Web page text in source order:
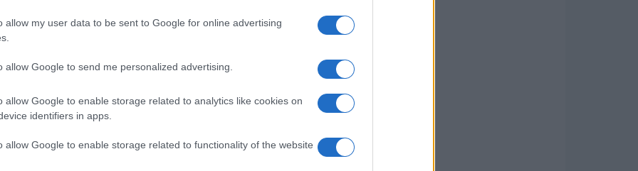
allow my user data to be sent to Google for online advertising
allow Google to send me personalized advertising.
allow Google to enable storage related to analytics like cookies on
identifiers in apps.
allow Google to enable storage related to functionality of the website
contemporanee rappresenta il cuore
poter rivivere le emozioni di un tempo, ma
aspettarsi un’esperienza di gioco che non
nuove sfide e dinamiche di gameplay,
una buona dose di sfida?
immersiva